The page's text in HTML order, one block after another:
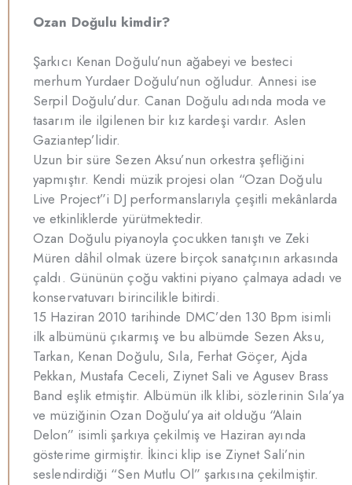
Ozan Doğulu kimdir?
Şarkıcı Kenan Doğulu’nun ağabeyi ve besteci
merhum Yurdaer Doğulu’nun oğludur. Annesi ise
Serpil Doğulu’dur. Canan Doğulu adında moda ve
tasarım ile ilgilenen bir kız kardeşi vardır. Aslen
Gaziantep’lidir.
Uzun bir süre Sezen Aksu’nun orkestra şefliğini
yapmıştır. Kendi müzik projesi olan “Ozan Doğulu
Live Project”i DJ performanslarıyla çeşitli mekânlarda
ve etkinliklerde yürütmektedir.
Ozan Doğulu piyanoyla çocukken tanıştı ve Zeki
Müren dâhil olmak üzere birçok sanatçının arkasında
çaldı. Gününün çoğu vaktini piyano çalmaya adadı ve
konservatuvarı birincilikle bitirdi.
15 Haziran 2010 tarihinde DMC’den 130 Bpm isimli
ilk albümünü çıkarmış ve bu albümde Sezen Aksu,
Tarkan, Kenan Doğulu, Sıla, Ferhat Göçer, Ajda
Pekkan, Mustafa Ceceli, Ziynet Sali ve Agusev Brass
Band eşlik etmiştir. Albümün ilk klibi, sözlerinin Sıla’ya
ve müziğinin Ozan Doğulu’ya ait olduğu “Alain
Delon” isimli şarkıya çekilmiş ve Haziran ayında
gösterime girmiştir. İkinci klip ise Ziynet Sali’nin
seslendirdiği “Sen Mutlu Ol” şarkısına çekilmiştir.